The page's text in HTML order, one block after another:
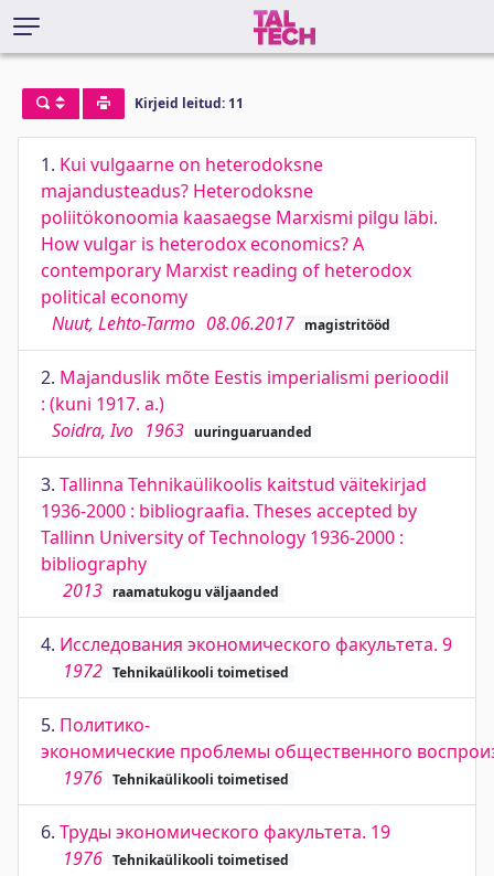
Kirjeid leitud: 11
1. Kui vulgaarne on heterodoksne
majandusteadus? Heterodoksne
poliitökonoomia kaasaegse Marxismi pilgu läbi.
How vulgar is heterodox economics? A
contemporary Marxist reading of heterodox
political economy
Nuut, Lehto-Tarmo 08.06.2017 magistritööd
2. Majanduslik mõte Eestis imperialismi perioodil
: (kuni 1917. a.)
Soidra, Ivo 1963 uuringuaruanded
3. Tallinna Tehnikaülikoolis kaitstud väitekirjad
1936-2000 : bibliograafia. Theses accepted by
Tallinn University of Technology 1936-2000 :
bibliography
2013 raamatukogu väljaanded
4. Исследования экономического факультета. 9
1972 Tehnikaülikooli toimetised
5. Политико-
экономические проблемы общественного
1976 Tehnikaülikooli toimetised
6. Труды экономического факультета. 19
1976 Tehnikaülikooli toimetised